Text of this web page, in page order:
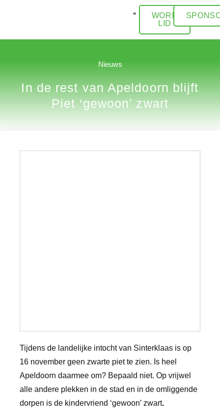
WORD
LID
Nieuws
In de rest van Apeldoorn blijft
Piet ‘gewoon’ zwart
Tijdens de landelijke intocht van Sinterklaas is op
16 november geen zwarte piet te zien. Is heel
Apeldoorn daarmee om? Bepaald niet. Op vrijwel
alle andere plekken in de stad en in de omliggende
dorpen is de kindervriend ‘gewoon’ zwart.